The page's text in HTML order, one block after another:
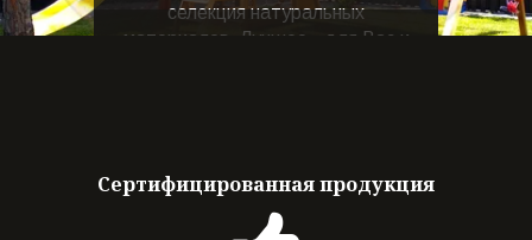
селекция натуральных
материалов. Лучшее - для Вас и
неотъемлемый элемент
жилищного комплекса, частного
Сертифицированная продукция